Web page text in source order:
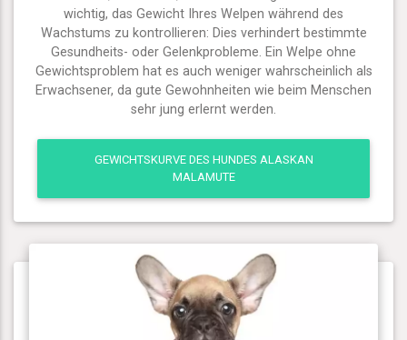
wichtig, das Gewicht Ihres Welpen während des
Wachstums zu kontrollieren: Dies verhindert bestimmte
Gesundheits- oder Gelenkprobleme. Ein Welpe ohne
Gewichtsproblem hat es auch weniger wahrscheinlich als
Erwachsener, da gute Gewohnheiten wie beim Menschen
sehr jung erlernt werden.
GEWICHTSKURVE DES HUNDES ALASKAN
MALAMUTE